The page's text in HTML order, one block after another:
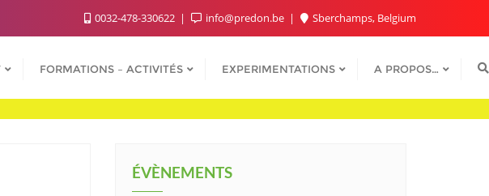
0032-478-330622 info@predon.be Sberchamps, Belgium
FORMATIONS – ACTIVITÉS EXPERIMENTATIONS A PROPOS…
ÉVÈNEMENTS